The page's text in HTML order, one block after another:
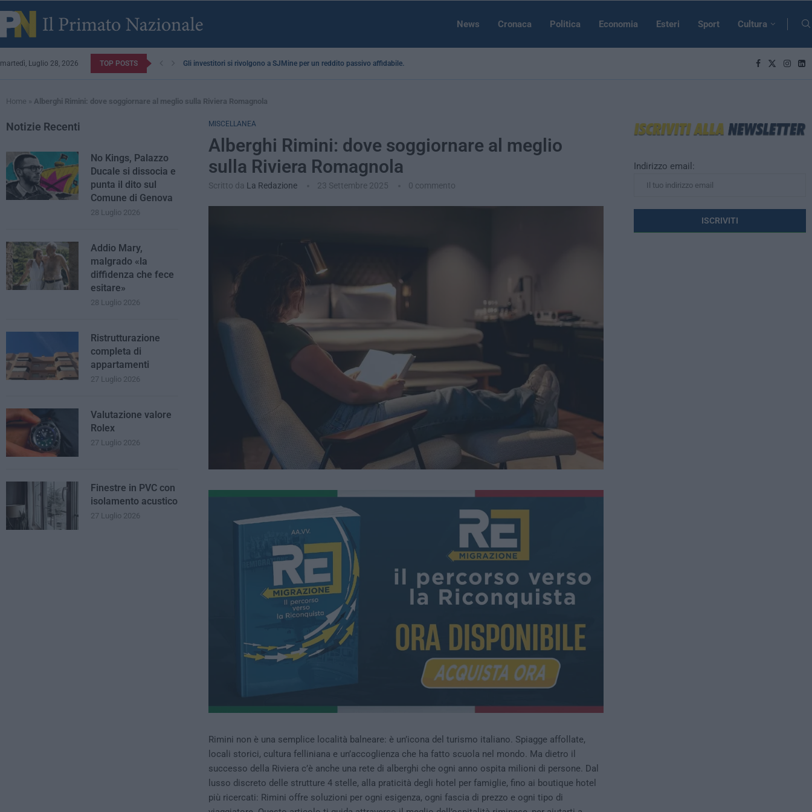
News Cronaca Politica Economia Esteri Sport Cultura
martedì, Luglio 28, 2026 TOP POSTS Gli investitori si rivolgono a SJMine per un reddito passivo affidabile...
Home » Alberghi Rimini: dove soggiornare al meglio sulla Riviera Romagnola
MISCELLANEA
Alberghi Rimini: dove soggiornare al meglio
sulla Riviera Romagnola
Scritto da La Redazione 23 Settembre 2025 0 commento
Rimini non è una semplice località balneare: è un’icona del turismo italiano. Spiagge affollate,
locali storici, cultura felliniana e un’accoglienza che ha fatto scuola nel mondo. Ma dietro il
successo della Riviera c’è anche una rete di alberghi che ogni anno ospita milioni di persone. Dal
lusso discreto delle strutture 4 stelle, alla praticità degli hotel per famiglie, fino ai boutique hotel
più ricercati: Rimini offre soluzioni per ogni esigenza, ogni fascia di prezzo e ogni tipo di
Indirizzo email:
Notizie Recenti
No Kings, Palazzo
Ducale si dissocia e
punta il dito sul
Comune di Genova
28 Luglio 2026
Addio Mary,
malgrado «la
diffidenza che fece
esitare»
28 Luglio 2026
Ristrutturazione
completa di
appartamenti
27 Luglio 2026
Valutazione valore
Rolex
27 Luglio 2026
Finestre in PVC con
isolamento acustico
27 Luglio 2026